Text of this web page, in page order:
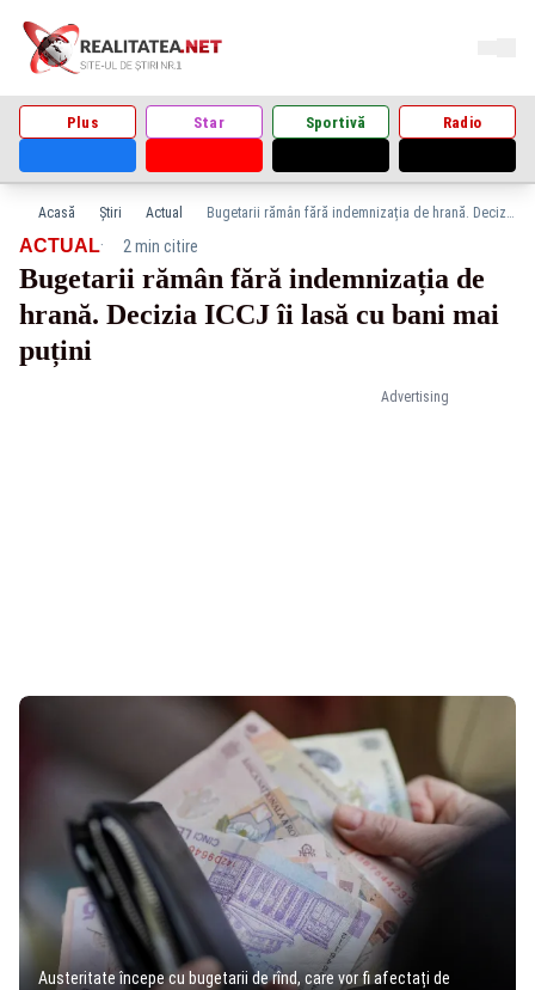
Plus Star Sportivă Radio
Acasă Știri Actual Bugetarii rămân fără indemnizația de hrană. Decizia ICCJ îi lasă cu bani mai puțini
Advertising
ACTUAL· 2 min citire
Bugetarii rămân fără indemnizația de
hrană. Decizia ICCJ îi lasă cu bani mai
puțini
Austeritate începe cu bugetarii de rînd, care vor fi afectați de